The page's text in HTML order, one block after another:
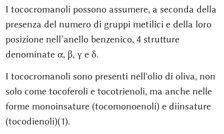
I tococromanoli possono assumere, a seconda della
presenza del numero di gruppi metilici e della loro
posizione nell’anello benzenico, 4 strutture
denominate α, β, γ e δ.
I tococromanoli sono presenti nell'olio di oliva, non
solo come tocoferoli e tocotrienoli, ma anche nelle
forme monoinsature (tocomonoenoli) e diinsature
(tocodienoli)(1).